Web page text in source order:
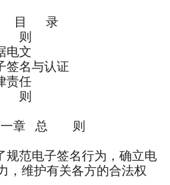
目
录
则
电文
签名与认证
责任
则
章 总 则
规范电子签名行为，确立电
，维护有关各方的合法权